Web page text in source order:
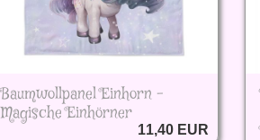
Baumwollpanel Einhorn -
Magische Einhörner
11,40 EUR